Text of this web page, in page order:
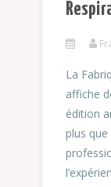
La
affiche
édition
plus que